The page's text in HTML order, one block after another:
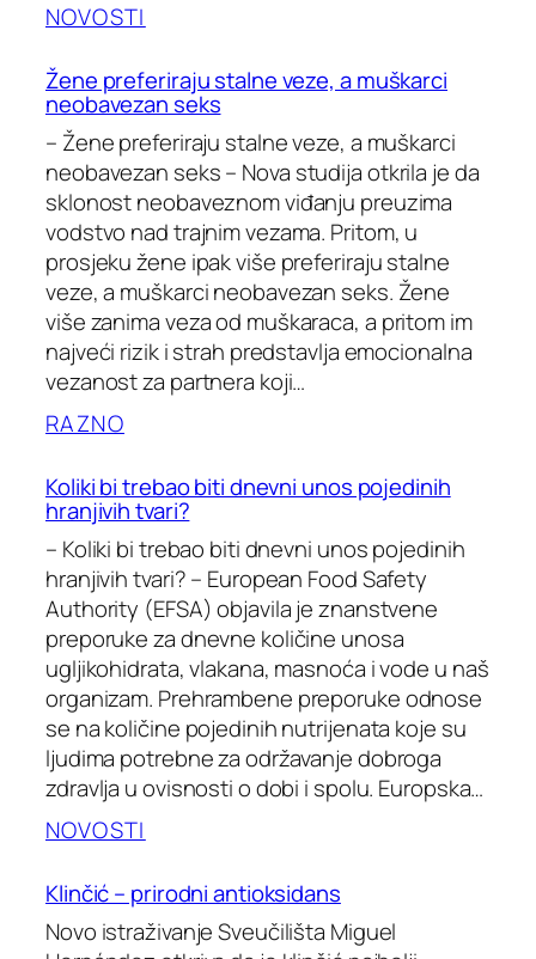
NOVOSTI
Žene preferiraju stalne veze, a muškarci
neobavezan seks
– Žene preferiraju stalne veze, a muškarci
neobavezan seks – Nova studija otkrila je da
sklonost neobaveznom viđanju preuzima
vodstvo nad trajnim vezama. Pritom, u
prosjeku žene ipak više preferiraju stalne
veze, a muškarci neobavezan seks. Žene
više zanima veza od muškaraca, a pritom im
najveći rizik i strah predstavlja emocionalna
vezanost za partnera koji…
RAZNO
Koliki bi trebao biti dnevni unos pojedinih
hranjivih tvari?
– Koliki bi trebao biti dnevni unos pojedinih
hranjivih tvari? – European Food Safety
Authority (EFSA) objavila je znanstvene
preporuke za dnevne količine unosa
ugljikohidrata, vlakana, masnoća i vode u naš
organizam. Prehrambene preporuke odnose
se na količine pojedinih nutrijenata koje su
ljudima potrebne za održavanje dobroga
zdravlja u ovisnosti o dobi i spolu. Europska…
NOVOSTI
Klinčić – prirodni antioksidans
Novo istraživanje Sveučilišta Miguel